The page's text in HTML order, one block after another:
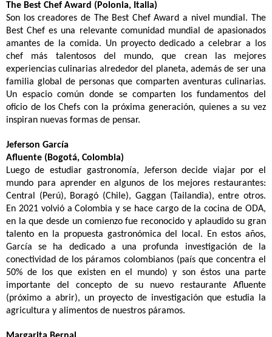
The Best Chef Award (Polonia, Italia)
Son los creadores de The Best Chef Award a nivel mundial. The
Best Chef es una relevante comunidad mundial de apasionados
amantes de la comida. Un proyecto dedicado a celebrar a los
chef más talentosos del mundo, que crean las mejores
experiencias culinarias alrededor del planeta, además de ser una
familia global de personas que comparten aventuras culinarias.
Un espacio común donde se comparten los fundamentos del
oficio de los Chefs con la próxima generación, quienes a su vez
inspiran nuevas formas de pensar.
Jeferson García
Afluente (Bogotá, Colombia)
Luego de estudiar gastronomía, Jeferson decide viajar por el
mundo para aprender en algunos de los mejores restaurantes:
Central (Perú), Boragó (Chile), Gaggan (Tailandia), entre otros.
En 2021 volvió a Colombia y se hace cargo de la cocina de ODA,
en la que desde un comienzo fue reconocido y aplaudido su gran
talento en la propuesta gastronómica del local. En estos años,
García se ha dedicado a una profunda investigación de la
conectividad de los páramos colombianos (país que concentra el
50% de los que existen en el mundo) y son éstos una parte
importante del concepto de su nuevo restaurante Afluente
(próximo a abrir), un proyecto de investigación que estudia la
agricultura y alimentos de nuestros páramos.